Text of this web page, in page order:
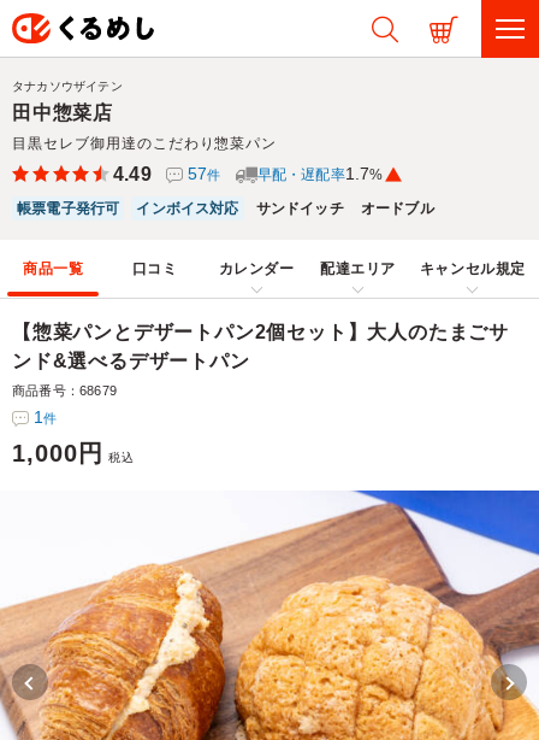
田中惣菜店
目黒セレブ御用達のこだわり惣菜パン
タナカソウザイテン
4.49 57件 早配・遅配率1.7%
帳票電子発行可
インボイス対応 サンドイッチ オードブル
商品一覧 口コミ カレンダー 配達エリア キャンセル規定
【惣菜パンとデザートパン2個セット】大人のたまごサ
ンド&選べるデザートパン
商品番号：68679
1件
1,000円 税込